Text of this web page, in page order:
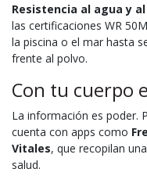
Resistencia al agua y
las certificaciones WR
la piscina o el mar hasta
frente al polvo.
Con tu cuerpo
La información es poder.
cuenta con apps como
Vitales, que recopilan
salud.